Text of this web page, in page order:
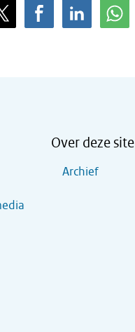
Over deze site
Archief